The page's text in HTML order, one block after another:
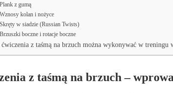
Plank z gumą
Wznosy kolan i nożyce
Skręty w siadzie (Russian Twists)
Brzuszki boczne i rotacje boczne
ćwiczenia z taśmą na brzuch można wykonywać w treningu
z taśmą na brzuch –